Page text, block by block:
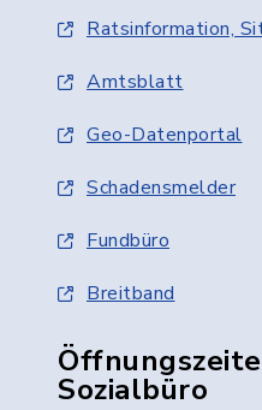
Ratsinformation,
Amtsblatt
Geo-Datenportal
Schadensmelder
Fundbüro
Breitband
Sozialbüro